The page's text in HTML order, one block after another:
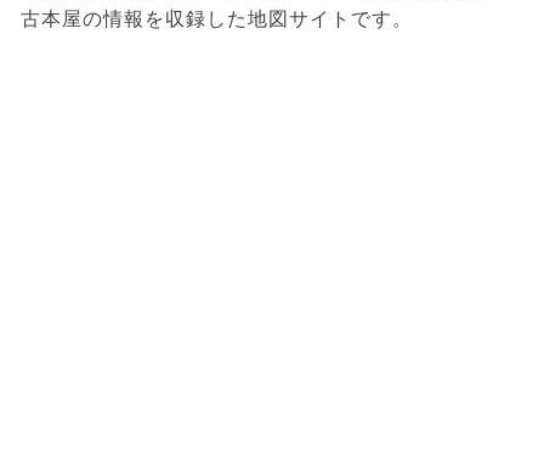
古本屋の情報を収録した地図サイトです。